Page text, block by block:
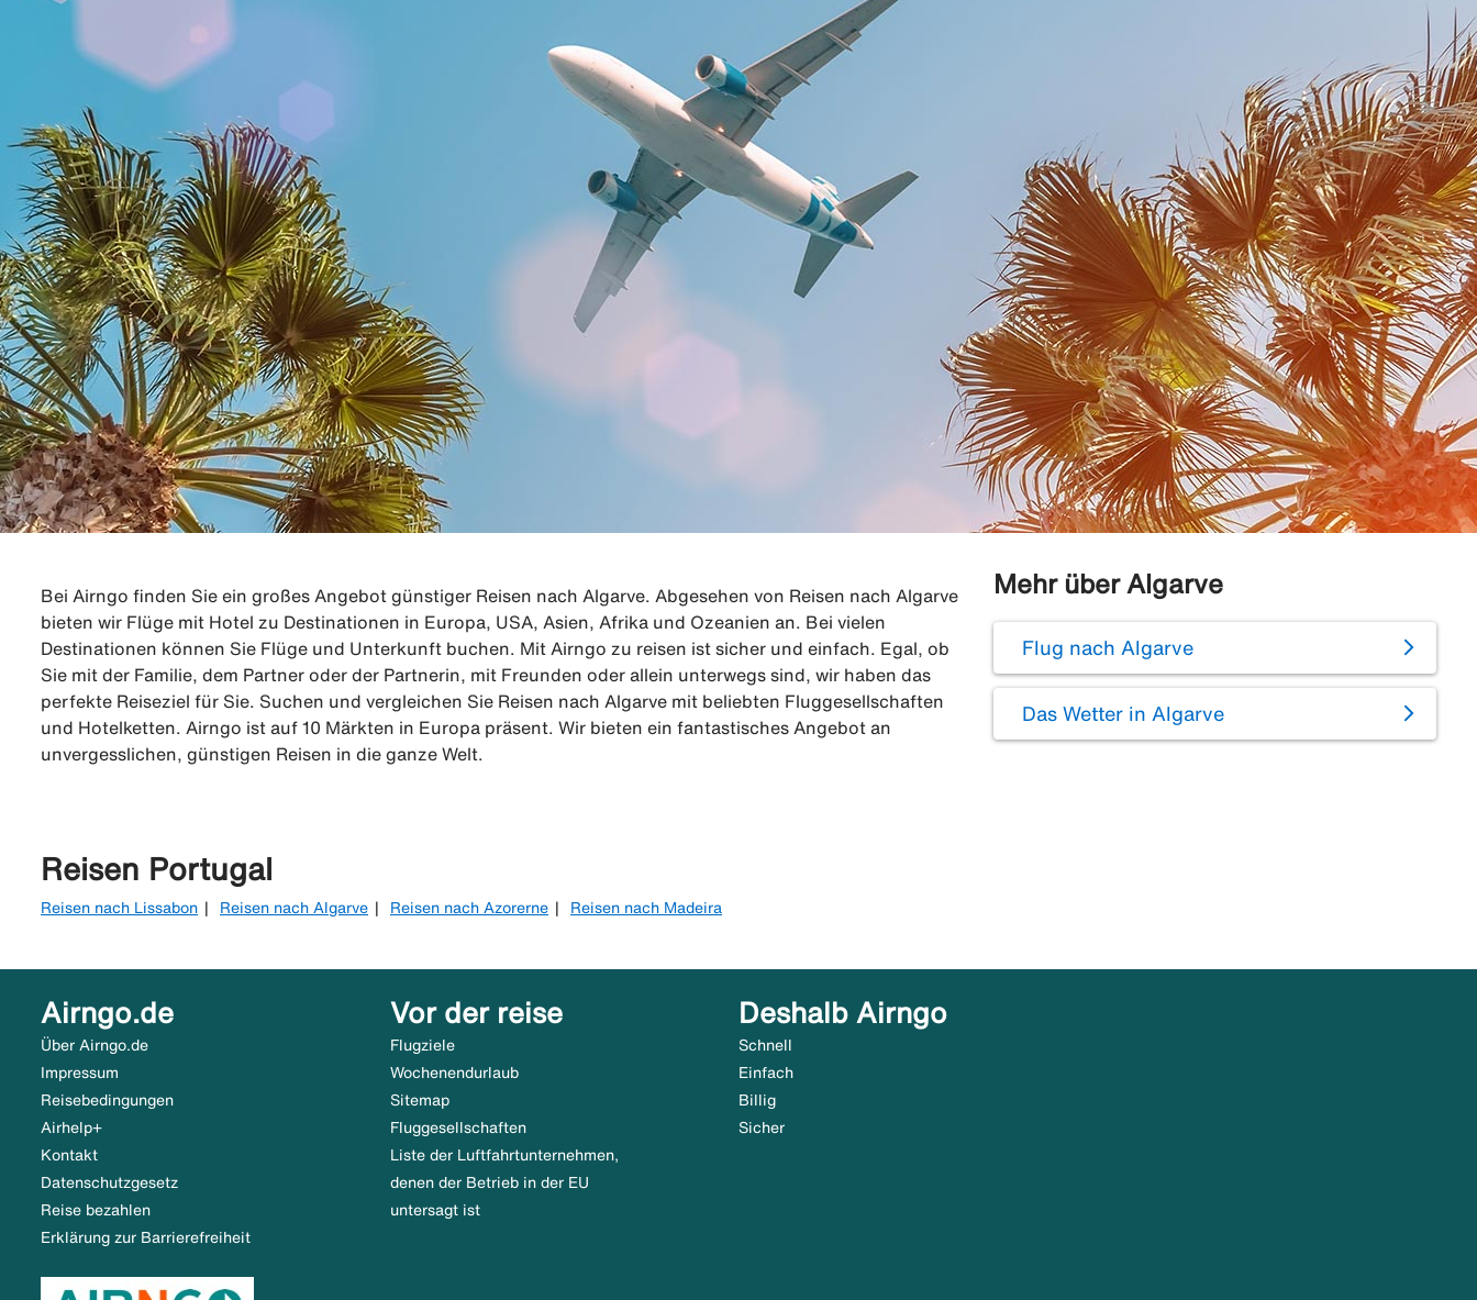
Bei Airngo finden Sie ein großes Angebot günstiger Reisen nach Algarve. Abgesehen von Reisen nach Algarve
bieten wir Flüge mit Hotel zu Destinationen in Europa, USA, Asien, Afrika und Ozeanien an. Bei vielen
Destinationen können Sie Flüge und Unterkunft buchen. Mit Airngo zu reisen ist sicher und einfach. Egal, ob
Sie mit der Familie, dem Partner oder der Partnerin, mit Freunden oder allein unterwegs sind, wir haben das
perfekte Reiseziel für Sie. Suchen und vergleichen Sie Reisen nach Algarve mit beliebten Fluggesellschaften
und Hotelketten. Airngo ist auf 10 Märkten in Europa präsent. Wir bieten ein fantastisches Angebot an
unvergesslichen, günstigen Reisen in die ganze Welt.
Mehr über Algarve
Flug nach Algarve
Das Wetter in Algarve
Reisen Portugal
Reisen nach Lissabon Reisen nach Algarve Reisen nach Azorerne Reisen nach Madeira
Airngo.de
Über Airngo.de
Impressum
Reisebedingungen
Airhelp+
Kontakt
Datenschutzgesetz
Reise bezahlen
Erklärung zur Barrierefreiheit
Vor der reise
Flugziele
Wochenendurlaub
Sitemap
Fluggesellschaften
Liste der Luftfahrtunternehmen,
denen der Betrieb in der EU
untersagt ist
Deshalb Airngo
Schnell
Einfach
Billig
Sicher